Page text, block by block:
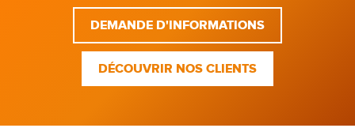
DEMANDE D'INFORMATIONS
DÉCOUVRIR NOS CLIENTS